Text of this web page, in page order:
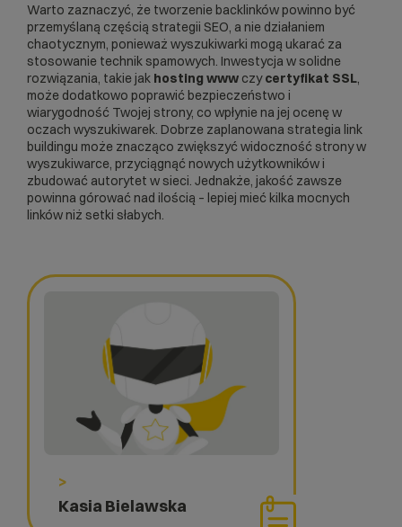
>
Kasia Bielawska
Warto zaznaczyć, że tworzenie backlinków powinno być
przemyślaną częścią strategii SEO, a nie działaniem
chaotycznym, ponieważ wyszukiwarki mogą ukarać za
stosowanie technik spamowych. Inwestycja w solidne
rozwiązania, takie jak hosting www czycertyfikat SSL
może dodatkowo poprawić bezpieczeństwo i
wiarygodność Twojej strony, co wpłynie na jej ocenę w
oczach wyszukiwarek. Dobrze zaplanowana strategia link
buildingu może znacząco zwiększyć widoczność strony w
wyszukiwarce, przyciągnąć nowych użytkowników i
zbudować autorytet w sieci. Jednakże, jakość zawsze
powinna górować nad ilością – lepiej mieć kilka mocnych
linków niż setki słabych.